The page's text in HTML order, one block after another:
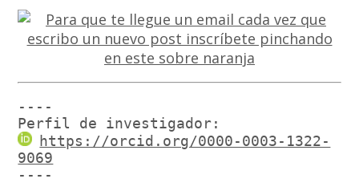
----
Perfil de investigador:
https://orcid.org/0000-0003-1322-
9069
----